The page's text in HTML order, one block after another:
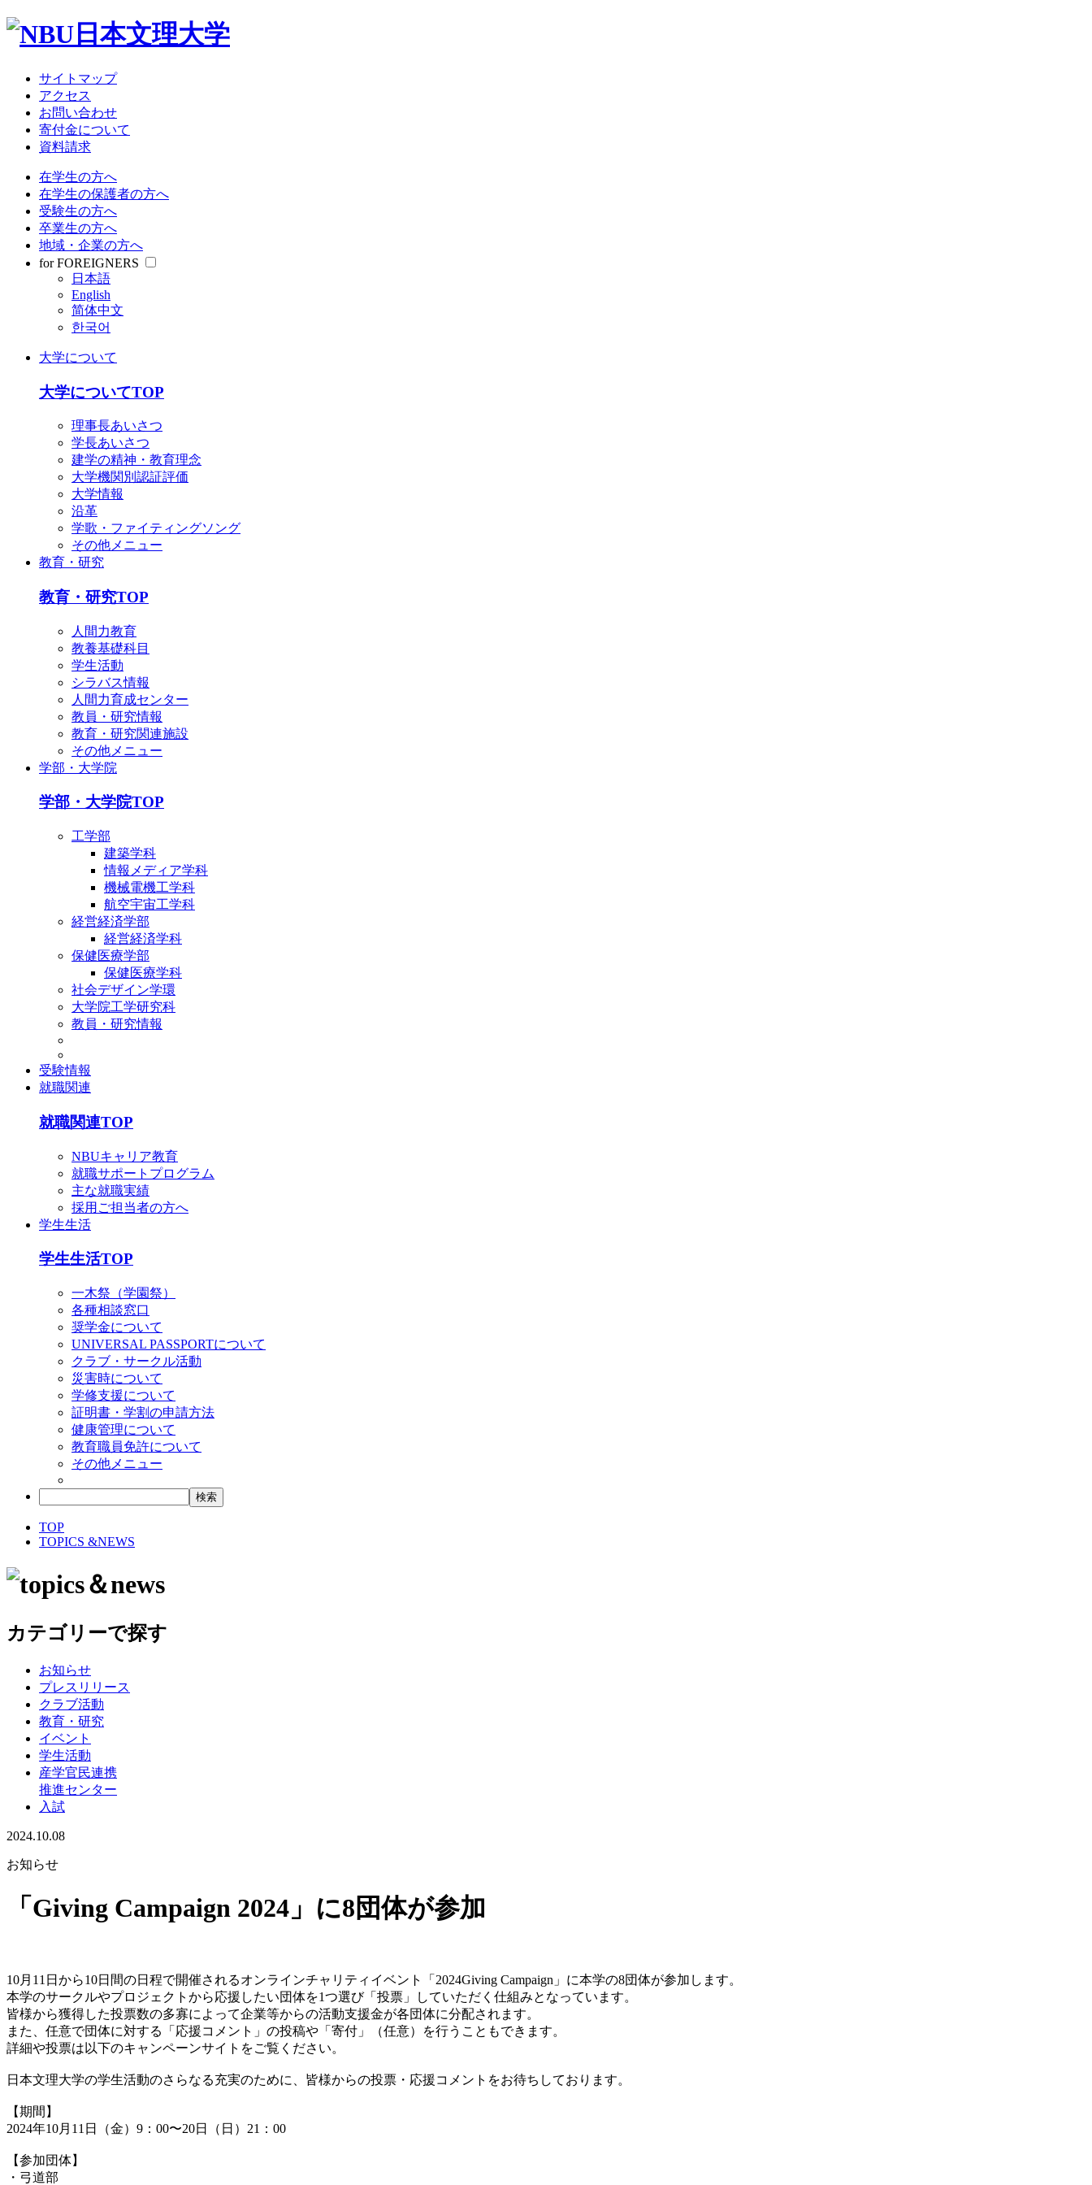
サイトマップ
アクセス
お問い合わせ
寄付金について
資料請求
在学生の方へ
在学生の保護者の方へ
受験生の方へ
卒業生の方へ
地域・企業の方へ
for FOREIGNERS
日本語
English
简体中文
한국어
大学について
大学についてTOP
理事長あいさつ
学長あいさつ
建学の精神・教育理念
大学機関別認証評価
大学情報
沿革
学歌・ファイティングソング
その他メニュー
教育・研究
教育・研究TOP
人間力教育
教養基礎科目
学生活動
シラバス情報
人間力育成センター
教員・研究情報
教育・研究関連施設
その他メニュー
学部・大学院
学部・大学院TOP
工学部
建築学科
情報メディア学科
機械電機工学科
航空宇宙工学科
経営経済学部
経営経済学科
保健医療学部
保健医療学科
社会デザイン学環
大学院工学研究科
教員・研究情報
受験情報
就職関連
就職関連TOP
NBUキャリア教育
就職サポートプログラム
主な就職実績
採用ご担当者の方へ
学生生活
学生生活TOP
一木祭（学園祭）
各種相談窓口
奨学金について
UNIVERSAL PASSPORTについて
クラブ・サークル活動
災害時について
学修支援について
証明書・学割の申請方法
健康管理について
教育職員免許について
その他メニュー
大学について
教育・研究
受験情報
就職関連
学生生活
サイトマップ
アクセス
お問い合わせ
寄付金について
資料請求
在学生の方へ
在学生の保護者の方へ
受験生の方へ
卒業生の方へ
地域・企業の方へ
日本語
简体中文
TOP
TOPICS &NEWS
カテゴリーで探す
お知らせ
プレスリリース
クラブ活動
教育・研究
イベント
学生活動
産学官民連携
推進センター
入試
2024.10.08
お知らせ
「Giving Campaign 2024」に8団体が参加
10月11日から10日間の日程で開催されるオンラインチャリティイベント「2024Giving Campaign」に本学の8団体が参加します。
本学のサークルやプロジェクトから応援したい団体を1つ選び「投票」していただく仕組みとなっています。
皆様から獲得した投票数の多寡によって企業等からの活動支援金が各団体に分配されます。
また、任意で団体に対する「応援コメント」の投稿や「寄付」（任意）を行うこともできます。
詳細や投票は以下のキャンペーンサイトをご覧ください。
日本文理大学の学生活動のさらなる充実のために、皆様からの投票・応援コメントをお待ちしております。
【期間】
2024年10月11日（金）9：00〜20日（日）21：00
【参加団体】
・弓道部